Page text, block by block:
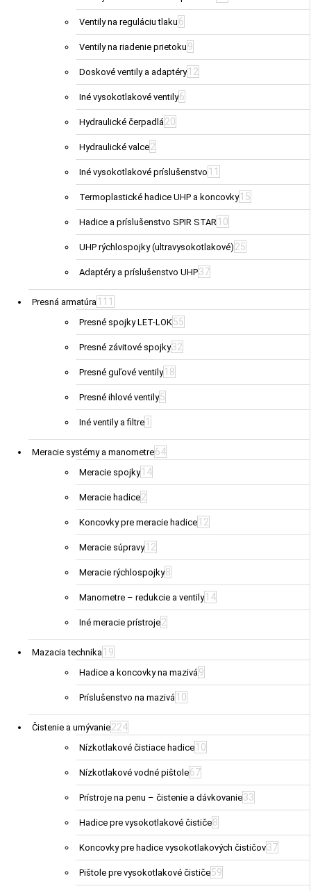
Ventily na reguláciu tlaku 6
Ventily na riadenie prietoku 9
Doskové ventily a adaptéry 12
Iné vysokotlakové ventily6
Hydraulické čerpadlá20
Hydraulické valce2
Iné vysokotlakové príslušenstvo 11
Termoplastické hadice UHP a koncovky 15
Hadice a príslušenstvo SPIR STAR 10
UHP rýchlospojky (ultravysokotlakové) 25
Adaptéry a príslušenstvo UHP37
Presná armatúra 111
Presné spojky LET-LOK55
Presné závitové spojky32
Presné guľové ventily 18
Presné ihlové ventily5
Iné ventily a filtre 1
Meracie systémy a manometre64
Meracie spojky 14
Meracie hadice2
Koncovky pre meracie hadice 12
Meracie súpravy 12
Meracie rýchlospojky8
Manometre – redukcie a ventily 14
Iné meracie prístroje2
Mazacia technika 19
Hadice a koncovky na mazivá9
Príslušenstvo na mazivá 10
Čistenie a umývanie224
Nízkotlakové čistiace hadice 10
Nízkotlakové vodné pištole67
Prístroje na penu – čistenie a dávkovanie33
Hadice pre vysokotlakové čističe8
Koncovky pre hadice vysokotlakových čističov37
Pištole pre vysokotlakové čističe59